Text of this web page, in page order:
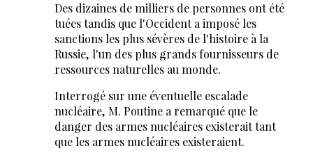
Des dizaines de milliers de personnes ont été
tuées tandis que l'Occident a imposé les
sanctions les plus sévères de l'histoire à la
Russie, l'un des plus grands fournisseurs de
ressources naturelles au monde.
Interrogé sur une éventuelle escalade
nucléaire, M. Poutine a remarqué que le
danger des armes nucléaires existerait tant
que les armes nucléaires existeraient.